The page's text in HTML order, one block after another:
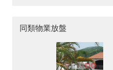
同類物業放盤